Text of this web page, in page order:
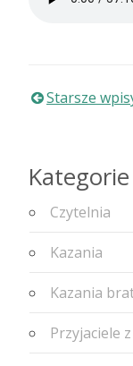
wpisach
Starsze
Kategorie
Czytelnia
Kazania
Kazania
Przyjaciele